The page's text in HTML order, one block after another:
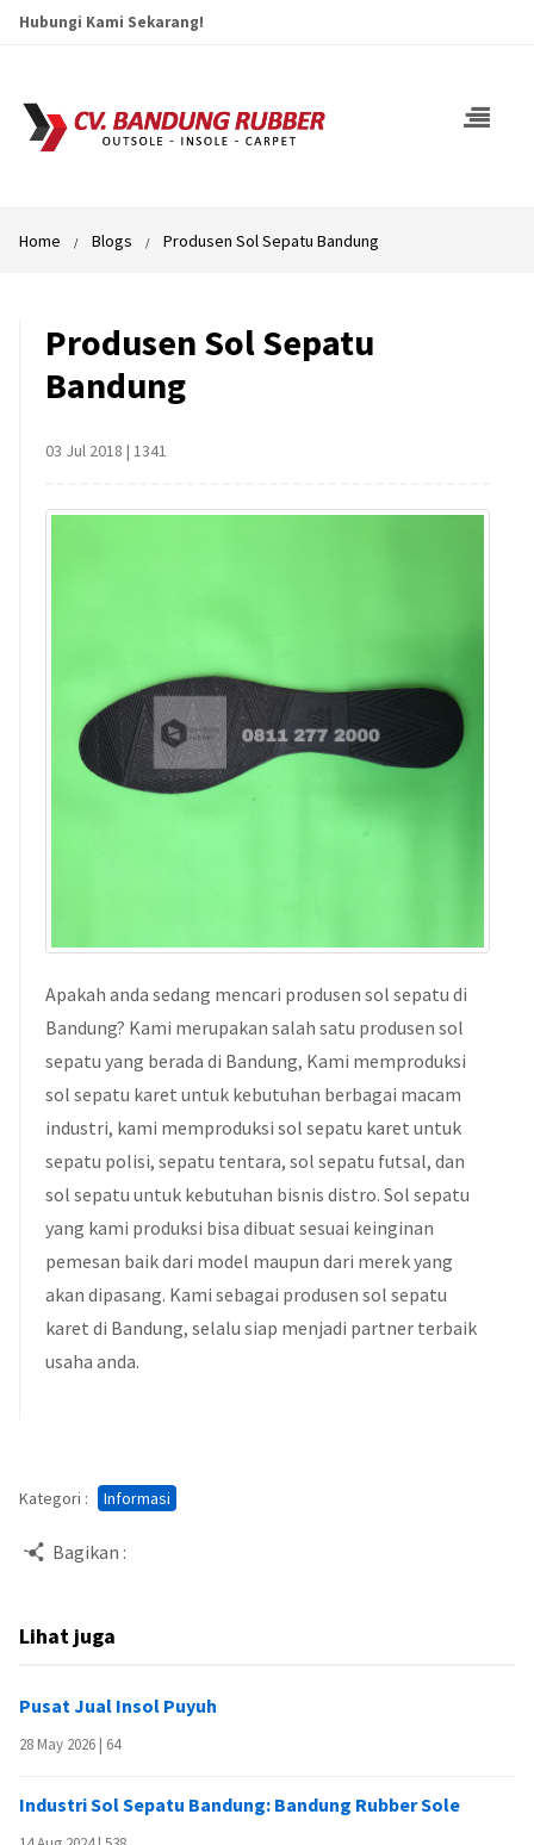
Hubungi Kami Sekarang!
Home Blogs Produsen Sol Sepatu Bandung
Produsen Sol Sepatu
Bandung
03 Jul 2018 | 1341
Apakah anda sedang mencari produsen sol sepatu di
Bandung? Kami merupakan salah satu produsen sol
sepatu yang berada di Bandung, Kami memproduksi
sol sepatu karet untuk kebutuhan berbagai macam
industri, kami memproduksi sol sepatu karet untuk
sepatu polisi, sepatu tentara, sol sepatu futsal, dan
sol sepatu untuk kebutuhan bisnis distro. Sol sepatu
yang kami produksi bisa dibuat sesuai keinginan
pemesan baik dari model maupun dari merek yang
akan dipasang. Kami sebagai produsen sol sepatu
karet di Bandung, selalu siap menjadi partner terbaik
usaha anda.
Kategori : Informasi
Bagikan :
Lihat juga
Pusat Jual Insol Puyuh
28 May 2026 | 64
Industri Sol Sepatu Bandung: Bandung Rubber Sole